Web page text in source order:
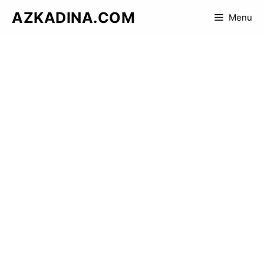
AZKADINA.COM Menu